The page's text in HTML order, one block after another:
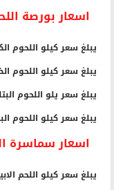
اسعار بورصة
يبلغ سعر كيلو اللحوم الكندوز حوالي
يبلغ سعر كيلو اللحوم الضأن
يبلغ سعر يلو اللحوم البتلو حوالي
يبلغ سعر كيلو اللحوم البفتيك حوالي
اسعار سماسرة
يبلغ سعر كيلو اللحم الابيض